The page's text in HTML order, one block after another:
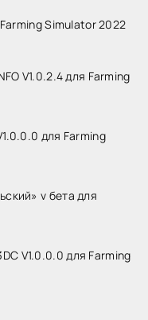
Simulator 2022
V1.0.2.4 для Farming
для Farming
v бета для
V1.0.0.0 для Farming